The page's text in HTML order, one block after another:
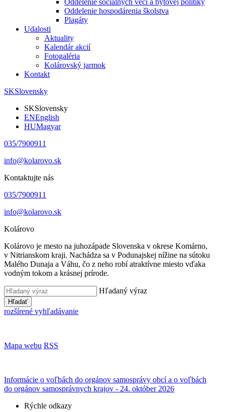
Oddelenie sociálnych vecí a bytovej politiky
Oddelenie hospodárenia školstva
Plagáty
Udalosti
Aktuality
Kalendár akcií
Fotogaléria
Kolárovský jarmok
Kontakt
SKSlovensky
SKSlovensky
ENEnglish
HUMagyar
035/7900911
info@kolarovo.sk
Kontaktujte nás
035/7900911
info@kolarovo.sk
Kolárovo
Kolárovo je mesto na juhozápade Slovenska v okrese Komárno,
v Nitrianskom kraji. Nachádza sa v Podunajskej nížine na sútoku
Malého Dunaja a Váhu, čo z neho robí atraktívne miesto vďaka
vodným tokom a krásnej prírode.
Hľadaný výraz
Hľadať
rozšírené vyhľadávanie
Mapa webu RSS
Informácie o voľbách do orgánov samosprávy obcí a o voľbách
do orgánov samosprávnych krajov - 24. október 2026
Rýchle odkazy